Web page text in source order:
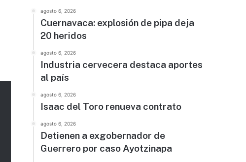
agosto 6, 2026
Cuernavaca: explosión de pipa deja
20 heridos
agosto 6, 2026
Industria cervecera destaca aportes
al país
agosto 6, 2026
Isaac del Toro renueva contrato
agosto 6, 2026
Detienen a exgobernador de
Guerrero por caso Ayotzinapa